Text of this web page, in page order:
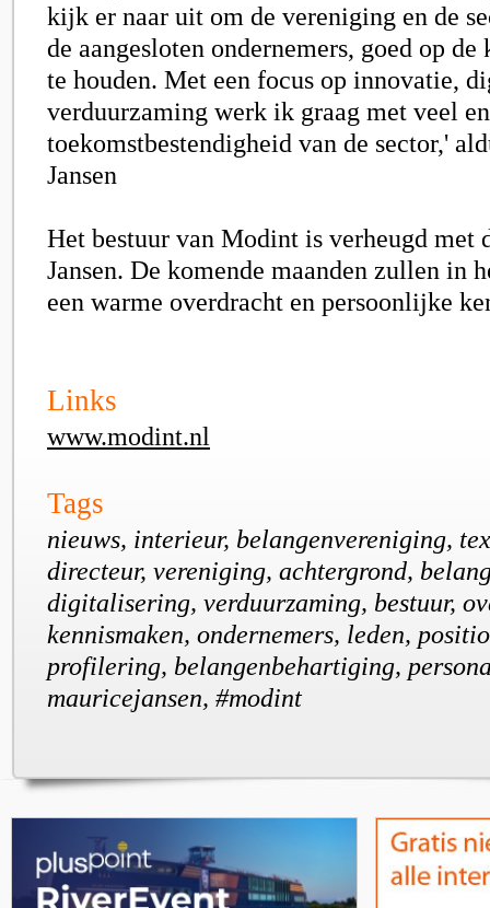
kijk er naar uit om de vereniging en de
de aangesloten ondernemers, goed op de
te houden. Met een focus op innovatie,
verduurzaming werk ik graag met veel
toekomstbestendigheid van de sector,'
Jansen
Het bestuur van Modint is verheugd met
Jansen. De komende maanden zullen in
een warme overdracht en persoonlijke
Links
www.modint.nl
Tags
nieuws, interieur, belangenvereniging,
directeur, vereniging, achtergrond,
digitalisering, verduurzaming, bestuur,
kennismaken, ondernemers, leden,
profilering, belangenbehartiging,
mauricejansen, #modint